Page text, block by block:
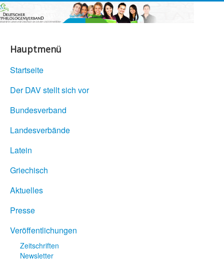
Hauptmenü
Startseite
Der DAV stellt sich vor
Bundesverband
Landesverbände
Latein
Griechisch
Aktuelles
Presse
Veröffentlichungen
Zeitschriften
Newsletter